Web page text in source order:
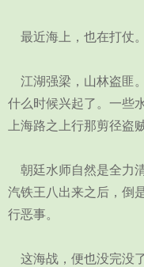
最近海上，也在打仗。
江湖强梁，山林盗匪
什么时候兴起了。一些
上海路之上行那剪径盗
朝廷水师自然是全力
汽铁王八出来之后，倒
行恶事。
这海战，便也没完没了